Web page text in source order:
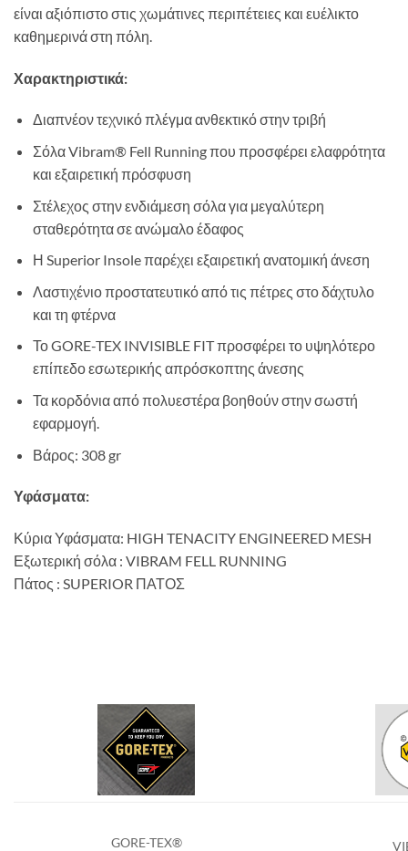
είναι αξιόπιστο στις χωμάτινες περιπέτειες και ευέλικτο
καθημερινά στη πόλη.
Χαρακτηριστικά:
Διαπνέον τεχνικό πλέγμα ανθεκτικό στην τριβή
Σόλα Vibram® Fell Running που προσφέρει ελαφρότητα
και εξαιρετική πρόσφυση
Στέλεχος στην ενδιάμεση σόλα για μεγαλύτερη
σταθερότητα σε ανώμαλο έδαφος
Η Superior Insole παρέχει εξαιρετική ανατομική άνεση
Λαστιχένιο προστατευτικό από τις πέτρες στο δάχτυλο
και τη φτέρνα
Το GORE-TEX INVISIBLE FIT προσφέρει το υψηλότερο
επίπεδο εσωτερικής απρόσκοπτης άνεσης
Τα κορδόνια από πολυεστέρα βοηθούν στην σωστή
εφαρμογή.
Βάρος: 308 gr
Υφάσματα:
Κύρια Υφάσματα: HIGH TENACITY ENGINEERED MESH
Εξωτερική σόλα : VIBRAM FELL RUNNING
Πάτος : SUPERIOR ΠΑΤΟΣ
GORE-TEX®